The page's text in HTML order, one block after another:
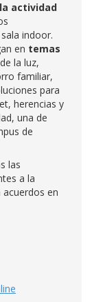
actividad
indoor.
en temas
la luz,
familiar,
para
herencias y
una de
de
las
a la
en